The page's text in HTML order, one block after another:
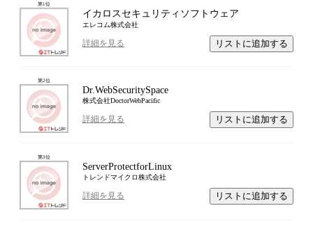
第1位
イカロスセキュリティソフトウェア
エレコム株式会社
詳細を見る リストに追加する
第2位
Dr.WebSecuritySpace
株式会社DoctorWebPacific
詳細を見る リストに追加する
第3位
ServerProtectforLinux
トレンドマイクロ株式会社
詳細を見る リストに追加する